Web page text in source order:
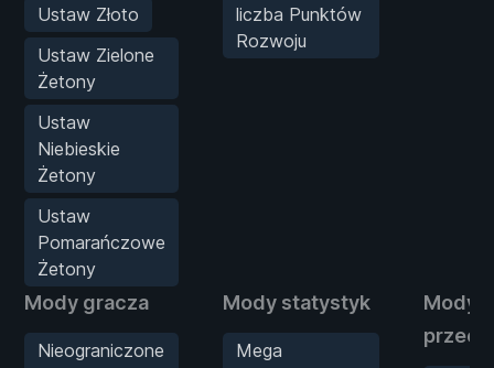
Ustaw Złoto
Ustaw Zielone
Żetony
Ustaw
Niebieskie
Żetony
Ustaw
Pomarańczowe
Żetony
liczba Punktów
Rozwoju
Mody gracza
Nieograniczone
Mody statystyk
Mega
Mody